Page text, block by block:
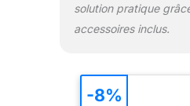
solution pratique
accessoires inclus.
-8%